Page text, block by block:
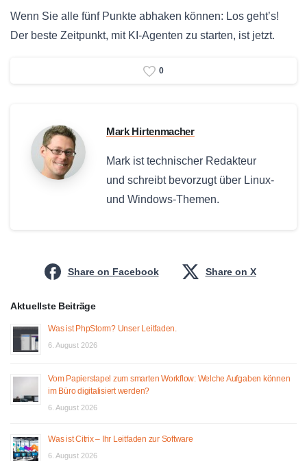
Wenn Sie alle fünf Punkte abhaken können: Los geht’s!
Der beste Zeitpunkt, mit KI-Agenten zu starten, ist jetzt.
0
Mark Hirtenmacher
Mark ist technischer Redakteur
und schreibt bevorzugt über Linux-
und Windows-Themen.
Share on Facebook Share on X
Aktuellste Beiträge
Was ist PhpStorm? Unser Leitfaden.
6. August 2026
Vom Papierstapel zum smarten Workflow: Welche Aufgaben können
im Büro digitalisiert werden?
6. August 2026
Was ist Citrix – Ihr Leitfaden zur Software
6. August 2026